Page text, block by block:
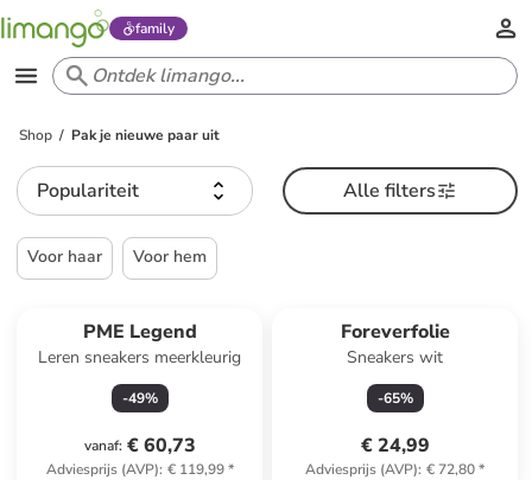
family
Shop Pak je nieuwe paar uit
Populariteit Alle filters
Voor haar Voor hem
PME Legend
Leren sneakers meerkleurig
-49%
vanaf: € 60,73
Adviesprijs (AVP): € 119,99*
Foreverfolie
Sneakers wit
-65%
€ 24,99
Adviesprijs (AVP): € 72,80*